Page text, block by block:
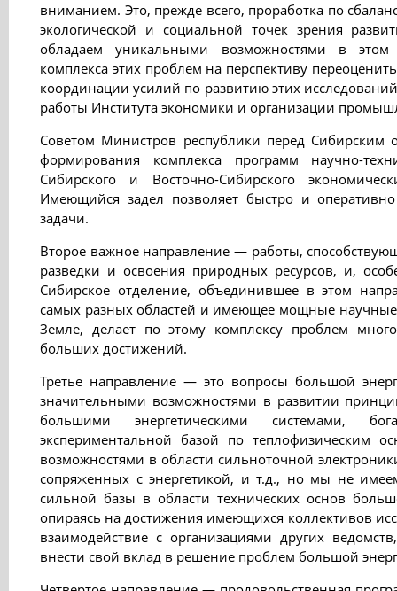
вниманием. Это, прежде всего, проработка по
экологической и социальной точек зрения
обладаем уникальными возможностями в
комплекса этих проблем на перспективу
координации усилий по развитию этих
работы Института экономики и организации
Советом Министров республики перед Сибирским
формирования комплекса программ научно-
Сибирского и Восточно-Сибирского
Имеющийся задел позволяет быстро и
задачи.
Второе важное направление — работы,
разведки и освоения природных ресурсов, и,
Сибирское отделение, объединившее в этом
самых разных областей и имеющее мощные
Земле, делает по этому комплексу проблем
больших достижений.
Третье направление — это вопросы большой
значительными возможностями в развитии
большими энергетическими системами,
экспериментальной базой по теплофизическим
возможностями в области сильноточной
сопряженных с энергетикой, и т.д., но мы не
сильной базы в области технических основ
опираясь на достижения имеющихся коллективов
взаимодействие с организациями других
внести свой вклад в решение проблем большой